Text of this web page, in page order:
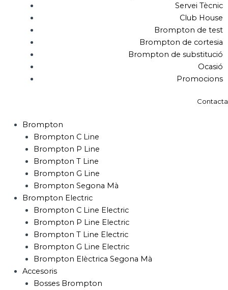
Servei Tècnic
Club House
Brompton de test
Brompton de cortesia
Brompton de substitució
Ocasió
Promocions
Contacta
Brompton
Brompton C Line
Brompton P Line
Brompton T Line
Brompton G Line
Brompton Segona Mà
Brompton Electric
Brompton C Line Electric
Brompton P Line Electric
Brompton T Line Electric
Brompton G Line Electric
Brompton Elèctrica Segona Mà
Accesoris
Bosses Brompton